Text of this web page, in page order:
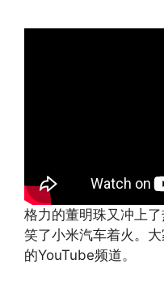
格力的董明珠又冲上
笑了小米汽车着火。
的YouTube频道。